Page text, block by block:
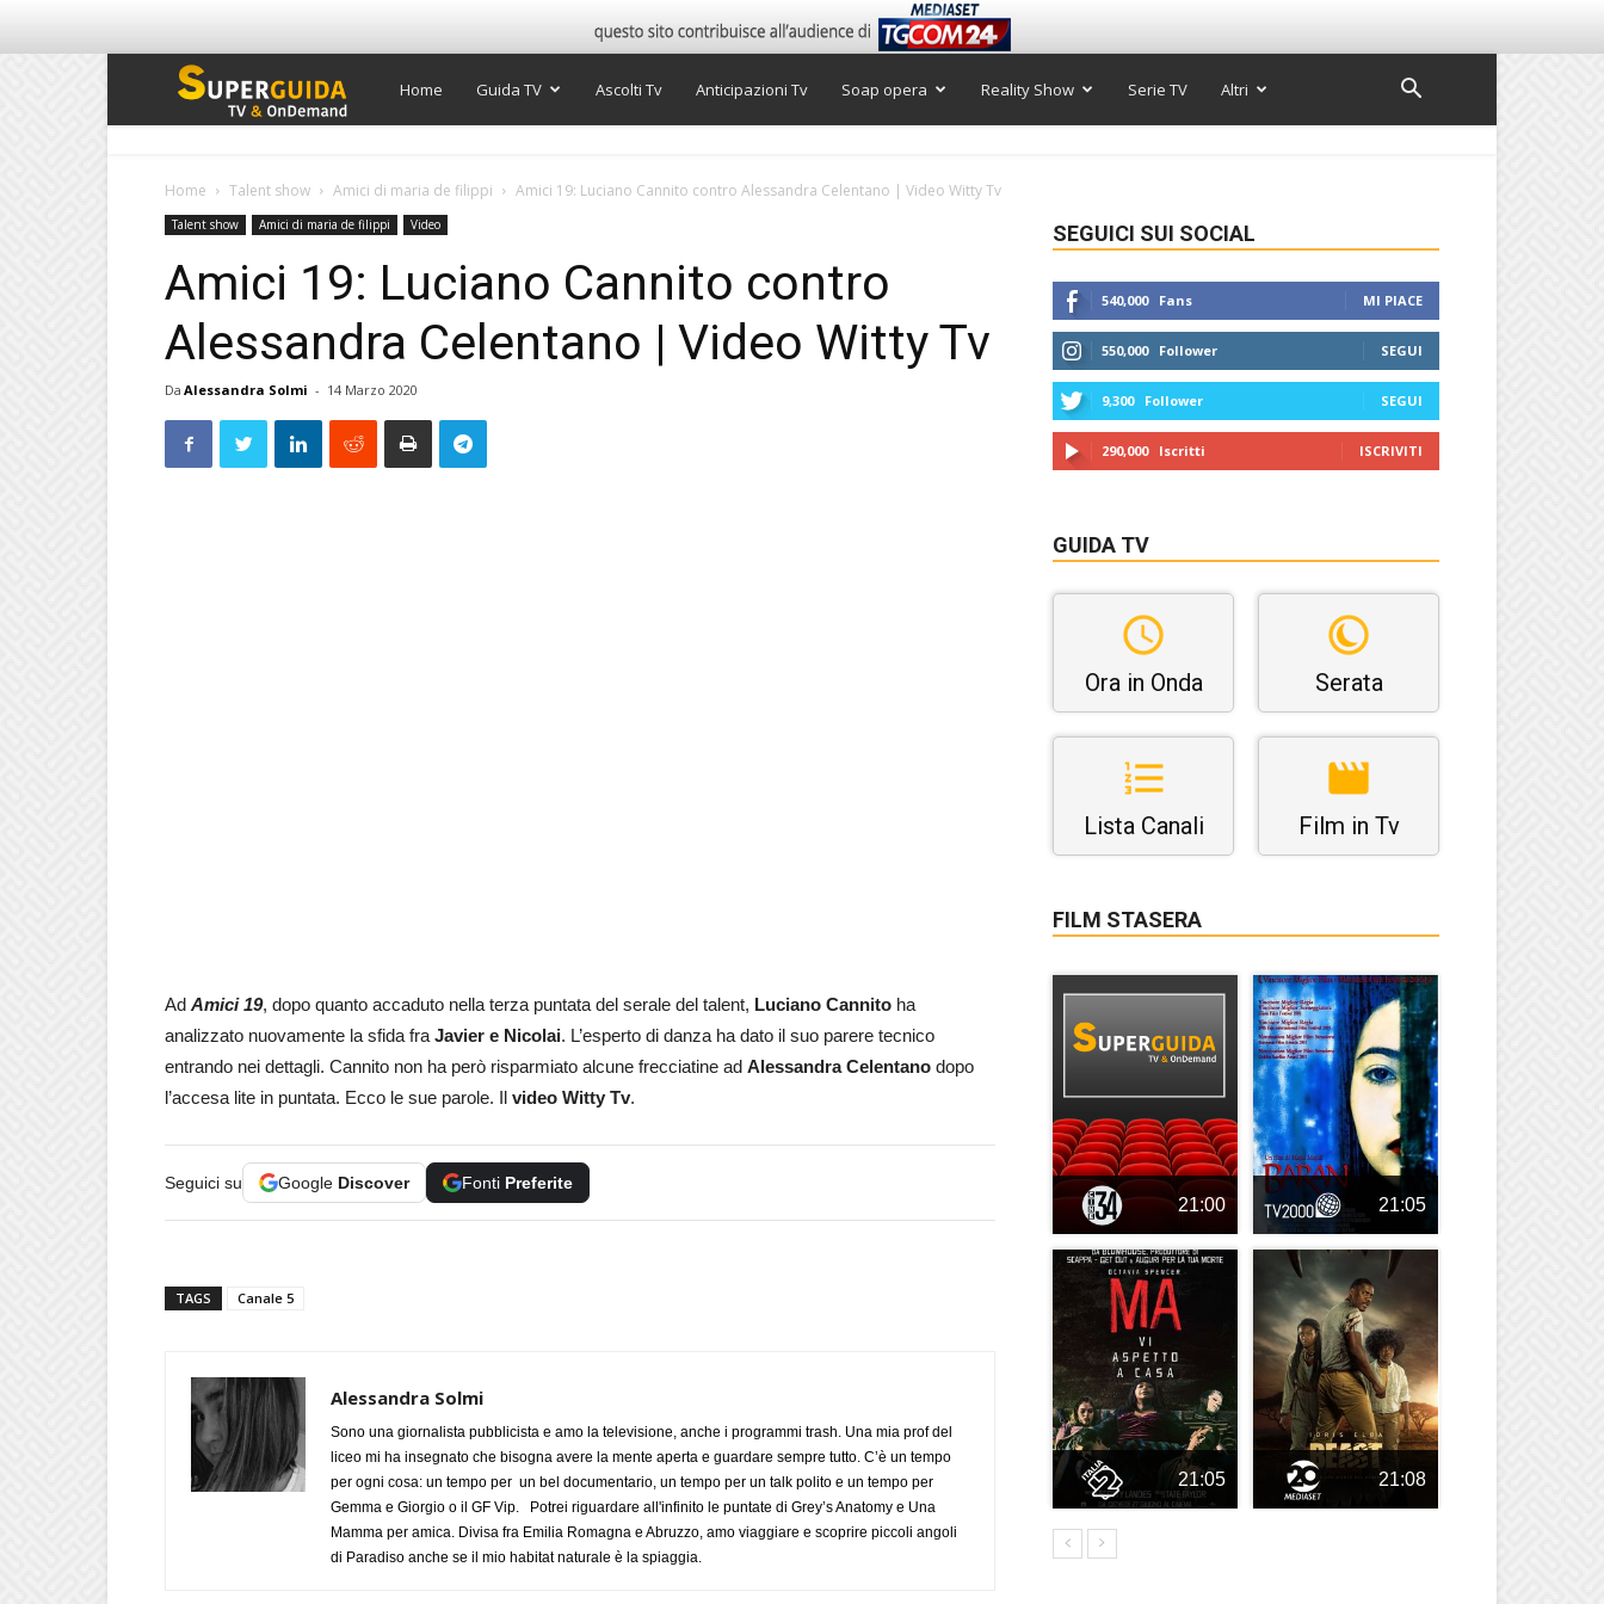
Super
TV
Home Guida TV Ascolti Tv Anticipazioni Tv Soap opera Reality Show Serie TV Altri
Home Talent show Amici di maria de filippi Amici 19: Luciano Cannito contro Alessandra Celentano | Video Witty Tv
Talent show Amici di maria de filippi Video
Amici 19: Luciano Cannito contro
Alessandra Celentano | Video Witty Tv
Da Alessandra Solmi - 14 Marzo 2020
Ad Amici 19, dopo quanto accaduto nella terza puntata del serale del talent, Luciano Cannito ha
analizzato nuovamente la sfida fra Javier e Nicolai. L’esperto di danza ha dato il suo parere tecnico
entrando nei dettagli. Cannito non ha però risparmiato alcune frecciatine ad Alessandra Celentano dopo
l’accesa lite in puntata. Ecco le sue parole. Il video Witty Tv.
Seguici su Google Discover Fonti Preferite
TAGS Canale 5
Alessandra Solmi
Sono una giornalista pubblicista e amo la televisione, anche i programmi trash. Una mia prof del
liceo mi ha insegnato che bisogna avere la mente aperta e guardare sempre tutto. C’è un tempo
per ogni cosa: un tempo per un bel documentario, un tempo per un talk polito e un tempo per
Gemma e Giorgio o il GF Vip. Potrei riguardare all'infinito le puntate di Grey’s Anatomy e Una
Mamma per amica. Divisa fra Emilia Romagna e Abruzzo, amo viaggiare e scoprire piccoli angoli
di Paradiso anche se il mio habitat naturale è la spiaggia.
SEGUICI SUI SOCIAL
540,000 Fans MI PIACE
550,000 Follower SEGUI
9,300 Follower SEGUI
290,000 Iscritti ISCRIVITI
GUIDA TV
Ora in Onda Serata
Lista Canali Film in Tv
FILM STASERA
21:00 21:05
21:05 21:08